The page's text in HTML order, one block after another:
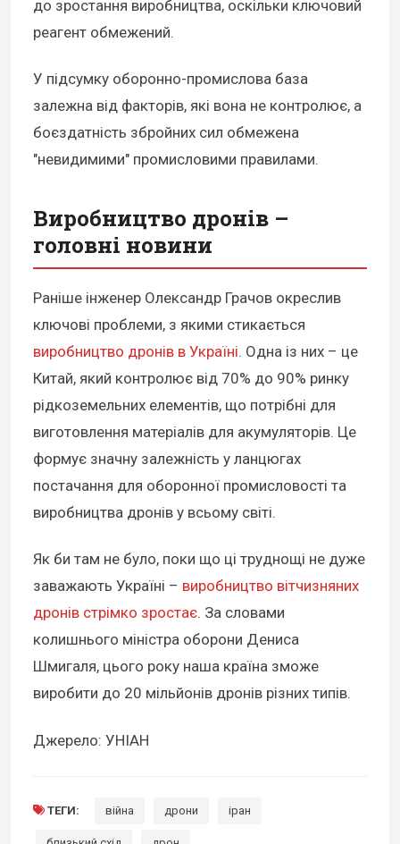
до зростання виробництва, оскільки ключовий
реагент обмежений.
У підсумку оборонно-промислова база
залежна від факторів, які вона не контролює, а
боєздатність збройних сил обмежена
"невидимими" промисловими правилами.
Виробництво дронів –
головні новини
Раніше інженер Олександр Грачов окреслив
ключові проблеми, з якими стикається
виробництво дронів в Україні. Одна із них – це
Китай, який контролює від 70% до 90% ринку
рідкоземельних елементів, що потрібні для
виготовлення матеріалів для акумуляторів. Це
формує значну залежність у ланцюгах
постачання для оборонної промисловості та
виробництва дронів у всьому світі.
Як би там не було, поки що ці труднощі не дуже
заважають Україні – виробництво вітчизняних
дронів стрімко зростає. За словами
колишнього міністра оборони Дениса
Шмигаля, цього року наша країна зможе
виробити до 20 мільйонів дронів різних типів.
Джерело: УНІАН
ТЕГИ: війна дрони іран